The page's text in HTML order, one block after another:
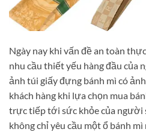
Ngày nay khi vấn đề an toàn
nhu cầu thiết yếu hàng đầu của
ảnh túi giấy đựng bánh mì có
khách hàng khi lựa chọn mua
trực tiếp tới sức khỏe của người
không chỉ yêu cầu một ổ bánh mì